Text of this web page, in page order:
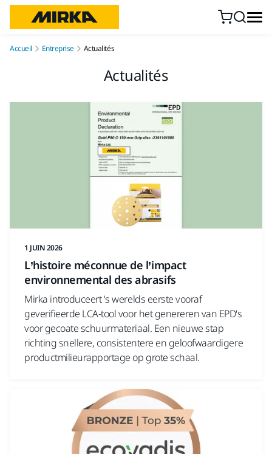
Accueil Entreprise Actualités
Actualités
1 JUIN 2026
L’histoire méconnue de l’impact
environnemental des abrasifs
Mirka introduceert 's werelds eerste vooraf
geverifieerde LCA-tool voor het genereren van EPD's
voor gecoate schuurmateriaal. Een nieuwe stap
richting snellere, consistentere en geloofwaardigere
productmilieurapportage op grote schaal.